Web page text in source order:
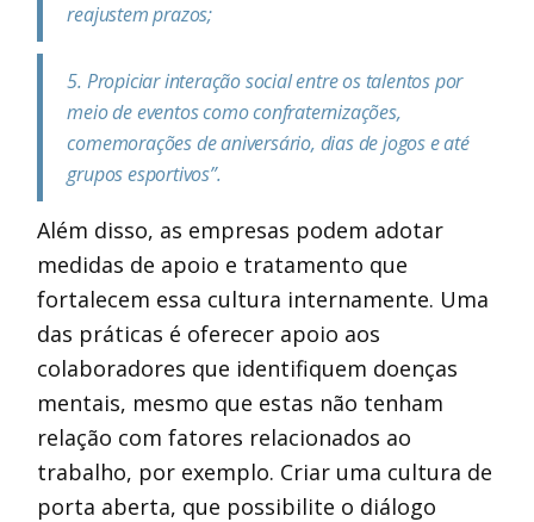
reajustem prazos;
5. Propiciar interação social entre os talentos por
meio de eventos como confraternizações,
comemorações de aniversário, dias de jogos e até
grupos esportivos”.
Além disso, as empresas podem adotar
medidas de apoio e tratamento que
fortalecem essa cultura internamente. Uma
das práticas é oferecer apoio aos
colaboradores que identifiquem doenças
mentais, mesmo que estas não tenham
relação com fatores relacionados ao
trabalho, por exemplo. Criar uma cultura de
porta aberta, que possibilite o diálogo